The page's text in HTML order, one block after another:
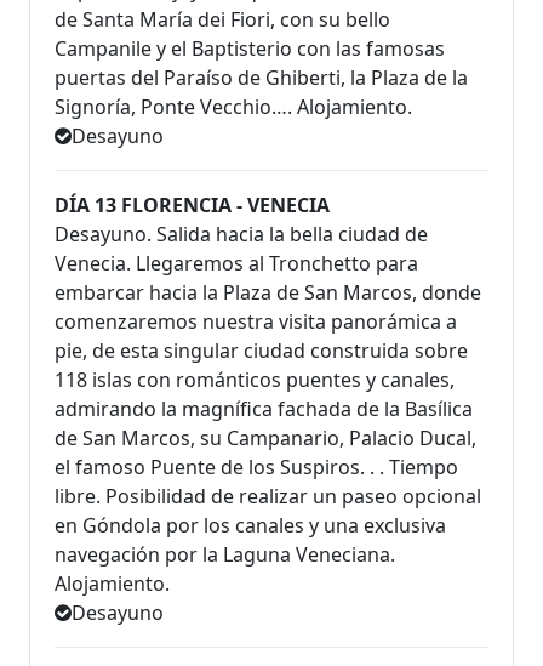
de Santa María dei Fiori, con su bello
Campanile y el Baptisterio con las famosas
puertas del Paraíso de Ghiberti, la Plaza de la
Signoría, Ponte Vecchio…. Alojamiento.
Desayuno
DÍA 13 FLORENCIA - VENECIA
Desayuno. Salida hacia la bella ciudad de
Venecia. Llegaremos al Tronchetto para
embarcar hacia la Plaza de San Marcos, donde
comenzaremos nuestra visita panorámica a
pie, de esta singular ciudad construida sobre
118 islas con románticos puentes y canales,
admirando la magnífica fachada de la Basílica
de San Marcos, su Campanario, Palacio Ducal,
el famoso Puente de los Suspiros. . . Tiempo
libre. Posibilidad de realizar un paseo opcional
en Góndola por los canales y una exclusiva
navegación por la Laguna Veneciana.
Alojamiento.
Desayuno